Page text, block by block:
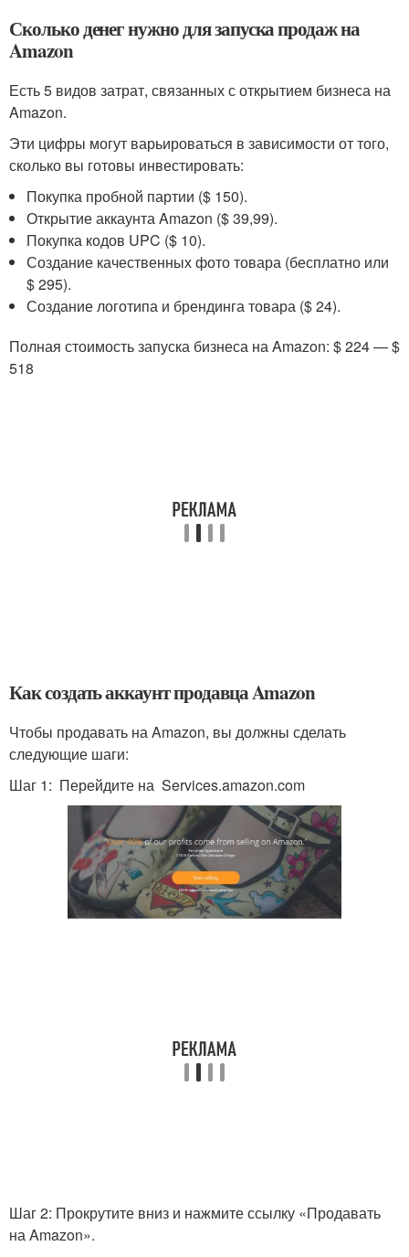
Сколько денег нужно для запуска продаж на
Amazon
Есть 5 видов затрат, связанных с открытием бизнеса на
Amazon.
Эти цифры могут варьироваться в зависимости от того,
сколько вы готовы инвестировать:
Покупка пробной партии ($ 150).
Открытие аккаунта Amazon ($ 39,99).
Покупка кодов UPC ($ 10).
Создание качественных фото товара (бесплатно или
$ 295).
Создание логотипа и брендинга товара ($ 24).
Полная стоимость запуска бизнеса на Amazon: $ 224 — $
518
Как создать аккаунт продавца Amazon
Чтобы продавать на Amazon, вы должны сделать
следующие шаги:
Шаг 1: Перейдите на Services.amazon.com
Шаг 2: Прокрутите вниз и нажмите ссылку «Продавать
на Amazon».